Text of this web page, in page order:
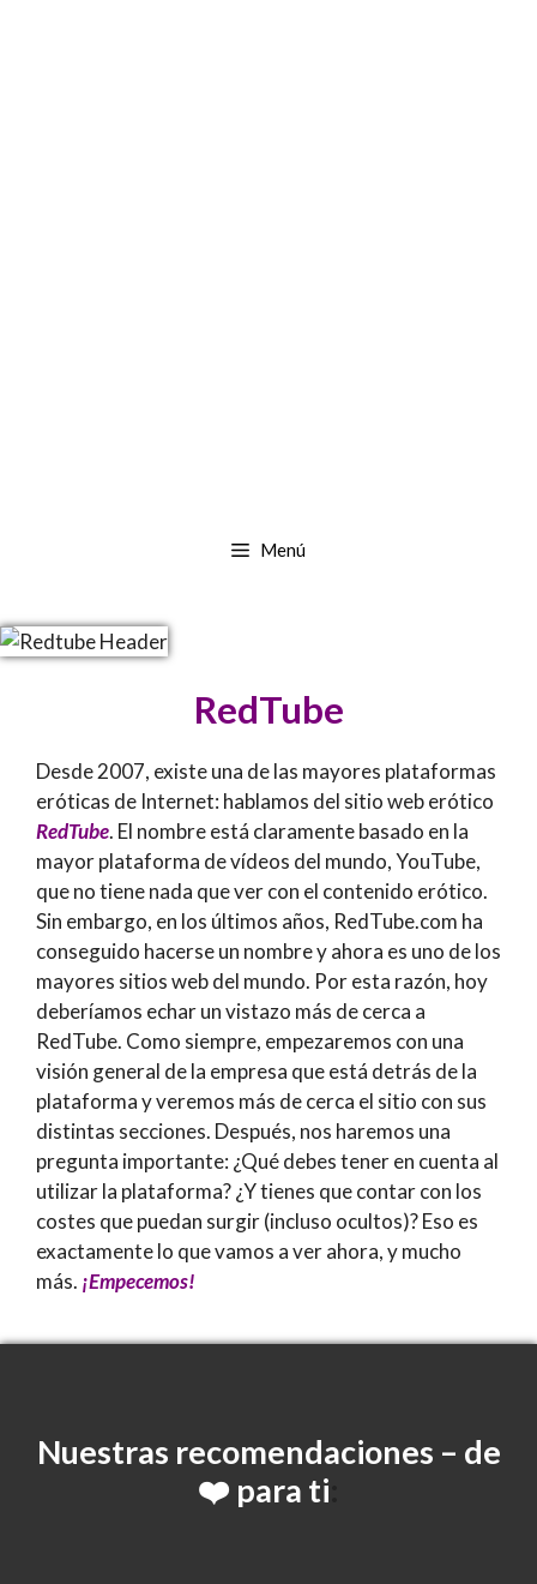
Menú
RedTube
Desde 2007, existe una de las mayores plataformas
eróticas de Internet: hablamos del sitio web erótico
RedTube. El nombre está claramente basado en la
mayor plataforma de vídeos del mundo, YouTube,
que no tiene nada que ver con el contenido erótico.
Sin embargo, en los últimos años, RedTube.com ha
conseguido hacerse un nombre y ahora es uno de los
mayores sitios web del mundo. Por esta razón, hoy
deberíamos echar un vistazo más de cerca a
RedTube. Como siempre, empezaremos con una
visión general de la empresa que está detrás de la
plataforma y veremos más de cerca el sitio con sus
distintas secciones. Después, nos haremos una
pregunta importante: ¿Qué debes tener en cuenta al
utilizar la plataforma? ¿Y tienes que contar con los
costes que puedan surgir (incluso ocultos)? Eso es
exactamente lo que vamos a ver ahora, y mucho
más. ¡Empecemos!
Nuestras recomendaciones – de
❤️ para ti